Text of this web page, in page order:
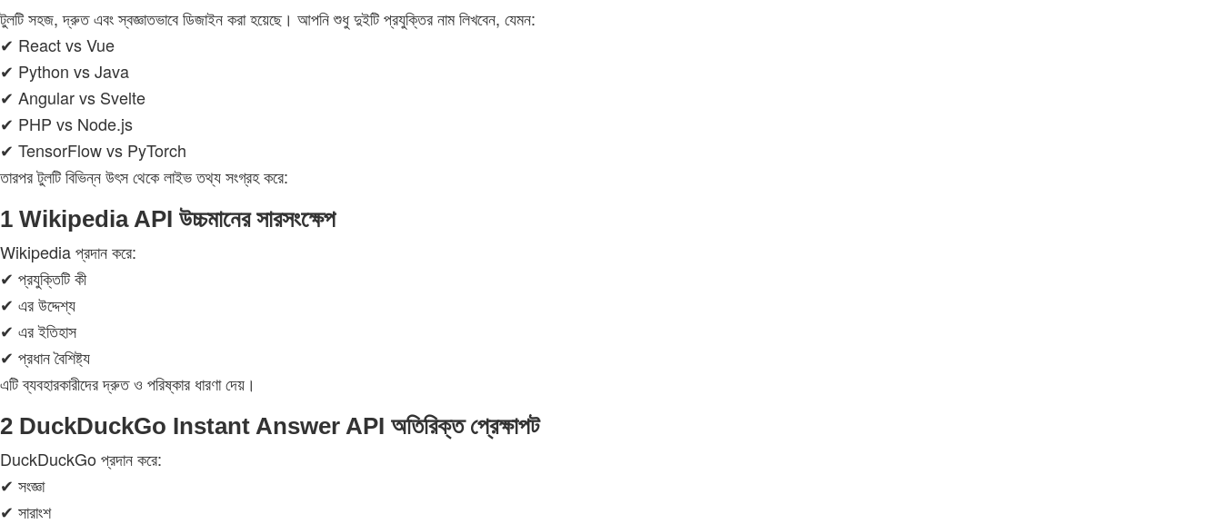
টুলটি সহজ, দ্রুত এবং স্বজ্ঞাতভাবে ডিজাইন করা হয়েছে। আপনি শুধু দুইটি প্রযুক্তির নাম লিখবেন, যেমন:
✔ React vs Vue
✔ Python vs Java
✔ Angular vs Svelte
✔ PHP vs Node.js
✔ TensorFlow vs PyTorch
তারপর টুলটি বিভিন্ন উৎস থেকে লাইভ তথ্য সংগ্রহ করে:
1 Wikipedia API উচ্চমানের সারসংক্ষেপ
Wikipedia প্রদান করে:
✔ প্রযুক্তিটি কী
✔ এর উদ্দেশ্য
✔ এর ইতিহাস
✔ প্রধান বৈশিষ্ট্য
এটি ব্যবহারকারীদের দ্রুত ও পরিষ্কার ধারণা দেয়।
2 DuckDuckGo Instant Answer API অতিরিক্ত প্রেক্ষাপট
DuckDuckGo প্রদান করে:
✔ সংজ্ঞা
✔ সারাংশ